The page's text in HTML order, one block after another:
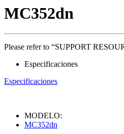
MC352dn
Please refer to “SUPPORT
Especificaciones
Especificaciones
MODELO:
MC352dn